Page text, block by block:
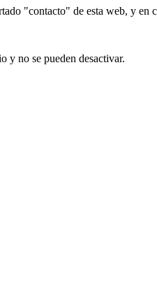
"contacto" de esta web, y en
y no se pueden desactivar.